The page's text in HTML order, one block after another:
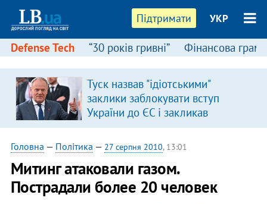
Підтримати УКР
Defense Tech “30 років гривні” Фінансова
Туск назвав "ідіотськими"
заклики заблокувати вступ
України до ЄС і закликав
припинити антиукраїнську
риторику
Головна — Політика — 27 серпня 2010, 13:01
Митинг атаковали газом.
Пострадали более 20 человек